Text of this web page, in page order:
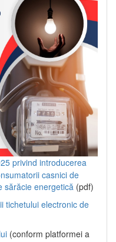
privind introducerea
casnici de
sărăcie energetică (pdf)
tichetului electronic de
(conform platformei a